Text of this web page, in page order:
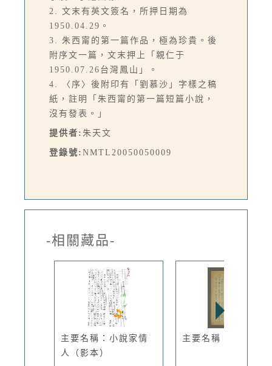
2. 文末有英文簽名，所押日期為
1950.04.29。
3. 朱西甯的第一篇作品，極為珍貴。後
附序文一篇，文末押上「親仁于
1950.07.26台灣鳳山」。
4. 〈序〉後附印有「劉慕沙」字樣之稿
紙，註明「朱西甯的第一篇短篇小說，
沒有發表。」
提供者: 朱天文
登錄號: NMTL20050050009
-相關藏品-
主要名稱：小說家情
人（影本）
主要名稱：菓園韻事